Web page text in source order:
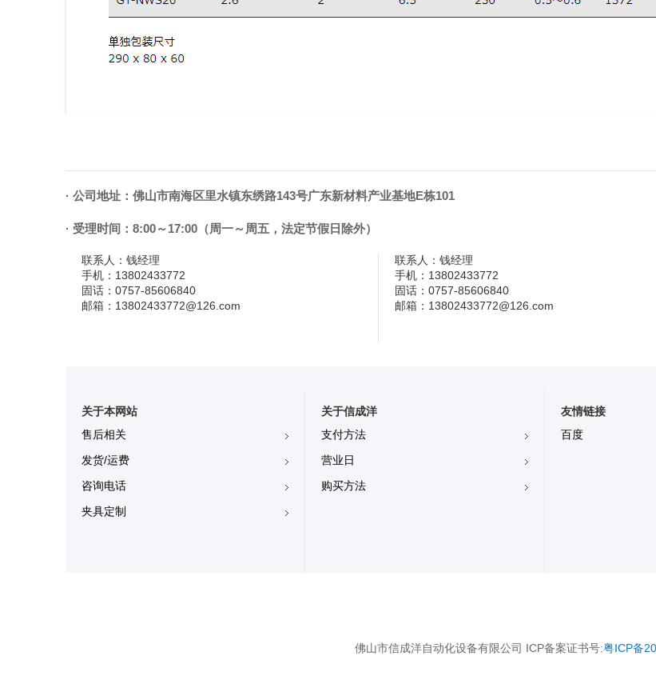
· 公司地址：佛山市南海区里水镇东绣路143号广东新材料产业基地E栋101
· 受理时间：8:00～17:00（周一～周五，法定节假日除外）
联系人： 钱经理
手机： 13802433772
固话： 0757-85606840
邮箱： 13802433772@126.com
联系人： 钱经理
手机： 13802433772
固话： 0757-85606840
邮箱： 13802433772@126.com
关于本网站
售后相关
发货/运费
咨询电话
夹具定制
关于信成洋
支付方法
营业日
购买方法
友情链接
百度
佛山市信成洋自动化设备有限公司 ICP备案证书号:粤ICP备